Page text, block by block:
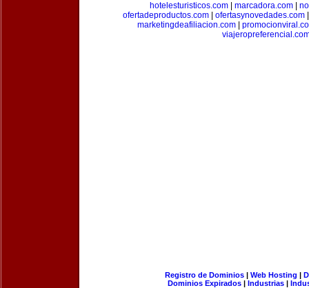
hotelesturisticos.com
marcadora.com
ofertadeproductos.com| ofertasynovedades.com
marketingdeafiliacion.com|
Registro de Dominios| Web Hosting |
Dominios Expirados | Industrias |